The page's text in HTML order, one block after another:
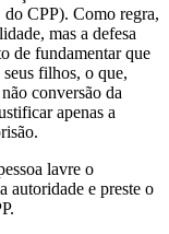
CPP). Como regra,
mas a defesa
de fundamentar que
filhos, o que,
conversão da
apenas a
lavre o
autoridade e preste o